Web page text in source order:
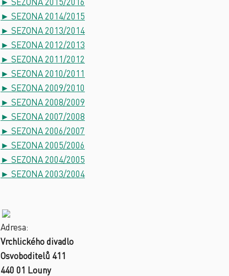
► SEZONA 2014/2015
► SEZONA 2013/2014
► SEZONA 2012/2013
► SEZONA 2011/2012
► SEZONA 2010/2011
► SEZONA 2009/2010
► SEZONA 2008/2009
► SEZONA 2007/2008
► SEZONA 2006/2007
► SEZONA 2005/2006
► SEZONA 2004/2005
► SEZONA 2003/2004
Adresa:
Vrchlického divadlo
Osvoboditelů 411
440 01 Louny